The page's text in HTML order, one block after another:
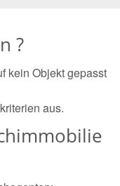
?
kein Objekt gepasst
aus.